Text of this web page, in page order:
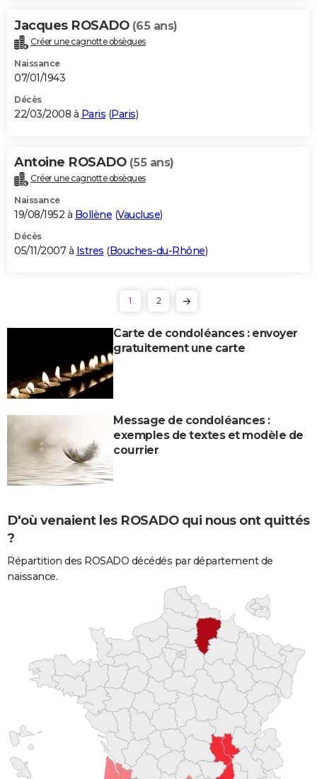
Jacques ROSADO (65 ans)
Créer une cagnotte obsèques
Naissance
07/01/1943
Décès
22/03/2008 à Paris (Paris)
Antoine ROSADO (55 ans)
Créer une cagnotte obsèques
Naissance
19/08/1952 à Bollène (Vaucluse)
Décès
05/11/2007 à Istres (Bouches-du-Rhône)
1 2
Carte de condoléances : envoyer
gratuitement une carte
Message de condoléances :
exemples de textes et modèle de
courrier
D'où venaient les ROSADO qui nous ont quittés
?
Répartition des ROSADO décédés par département de
naissance.